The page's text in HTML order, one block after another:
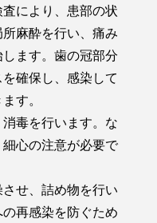
により、患部の状
麻酔を行い、痛み
ます。歯の冠部分
確保し、感染して
す。
毒を行います。な
心の注意が必要で
せ、詰め物を行い
再感染を防ぐため